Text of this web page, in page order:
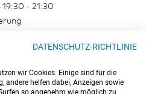
19:30 - 21:30
für die
DATENSCHUTZ-RICHTLINIE
wir Cookies. Einige sind für die
andere helfen dabei, Anzeigen sowie
so angenehm wie möglich zu